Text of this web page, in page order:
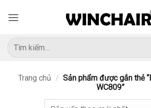
qua
dung
Tìm
kiếm:
Trang chủ / Sản phẩm được gắn thẻ
WC809”